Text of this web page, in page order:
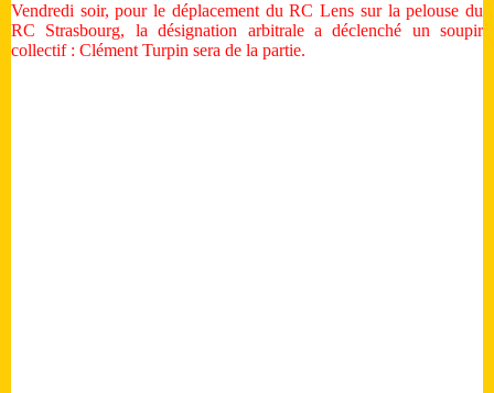
Vendredi soir, pour le déplacement du RC Lens sur la pelouse du
RC Strasbourg, la désignation arbitrale a déclenché un soupir
collectif : Clément Turpin sera de la partie.